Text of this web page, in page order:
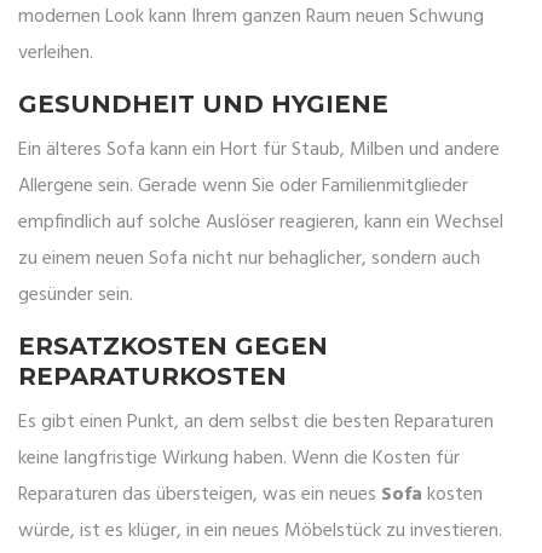
modernen Look kann Ihrem ganzen Raum neuen Schwung
verleihen.
GESUNDHEIT UND HYGIENE
Ein älteres Sofa kann ein Hort für Staub, Milben und andere
Allergene sein. Gerade wenn Sie oder Familienmitglieder
empfindlich auf solche Auslöser reagieren, kann ein Wechsel
zu einem neuen Sofa nicht nur behaglicher, sondern auch
gesünder sein.
ERSATZKOSTEN GEGEN
REPARATURKOSTEN
Es gibt einen Punkt, an dem selbst die besten Reparaturen
keine langfristige Wirkung haben. Wenn die Kosten für
Reparaturen das übersteigen, was ein neues Sofakosten
würde, ist es klüger, in ein neues Möbelstück zu investieren.